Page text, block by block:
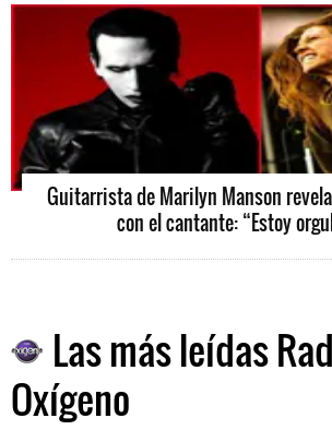
Guitarrista de Marilyn Manson
con el cantante: “Estoy
Las más leídas
Oxígeno